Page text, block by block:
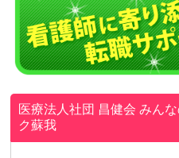
医療法人社団 昌健会みん
ク蘇我